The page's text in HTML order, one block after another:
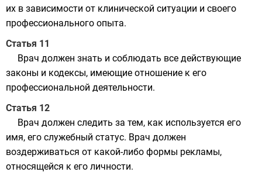
их в зависимости от клинической ситуации и своего
профессионального опыта.
Статья 11
Врач должен знать и соблюдать все действующие
законы и кодексы, имеющие отношение к его
профессиональной деятельности.
Статья 12
Врач должен следить за тем, как используется его
имя, его служебный статус. Врач должен
воздерживаться от какой-либо формы рекламы,
относящейся к его личности.